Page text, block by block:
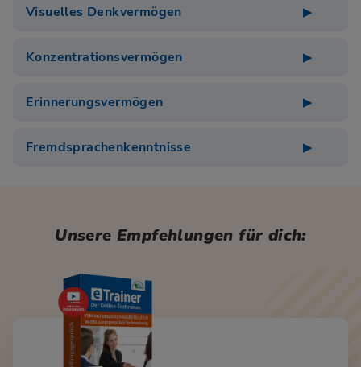
Visuelles Denkvermögen
Konzentrationsvermögen
Erinnerungsvermögen
Fremdsprachenkenntnisse
Unsere Empfehlungen für dich: